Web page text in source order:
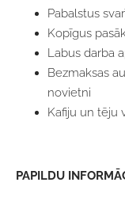
Pabalstus
Kopīgus
Labus darba
Bezmaksas
novietni
Kafiju un tēju
PAPILDU